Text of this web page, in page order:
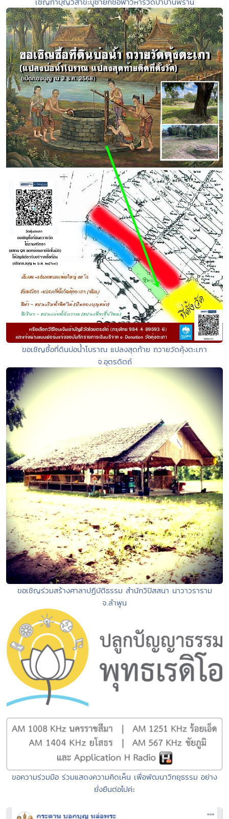
ขอเชิญชื้อที่ดินบ่อน้ำโบราณ แปลงสุดท้าย ถวายวัดคุ้งตะเภา
จ.อุตรดิตถ์
ขอเชิญร่วมสร้างศาลาปฏิบัติธรรม สำนักวิปัสสนา นาวาวราราม
จ.ลำพูน
ขอความร่วมมือ ร่วมแสดงความคิดเห็น เพื่อพัฒนาวิทยุธรรม อย่าง
ยั่งยืนต่อไปค่ะ